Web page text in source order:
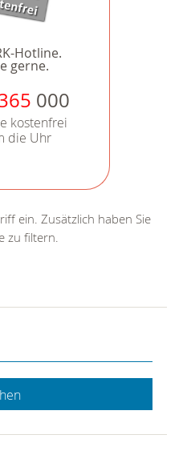
Hotline.
gerne.
000
kostenfrei
die Uhr
ein. Zusätzlich haben Sie
zu filtern.